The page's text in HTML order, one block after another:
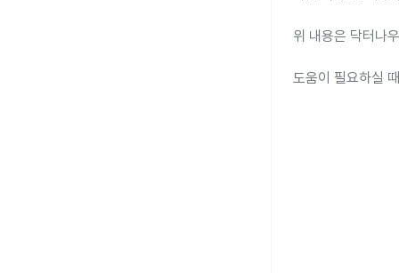
위 내용은 닥터나
도움이 필요하실